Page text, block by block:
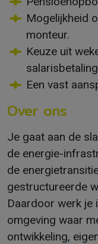
Mogelijkheid
monteur.
Keuze uit
Een vast
Over ons
Je gaat aan de
de energie-
de
gestructureerde
Daardoor werk je
omgeving waar
ontwikkeling,